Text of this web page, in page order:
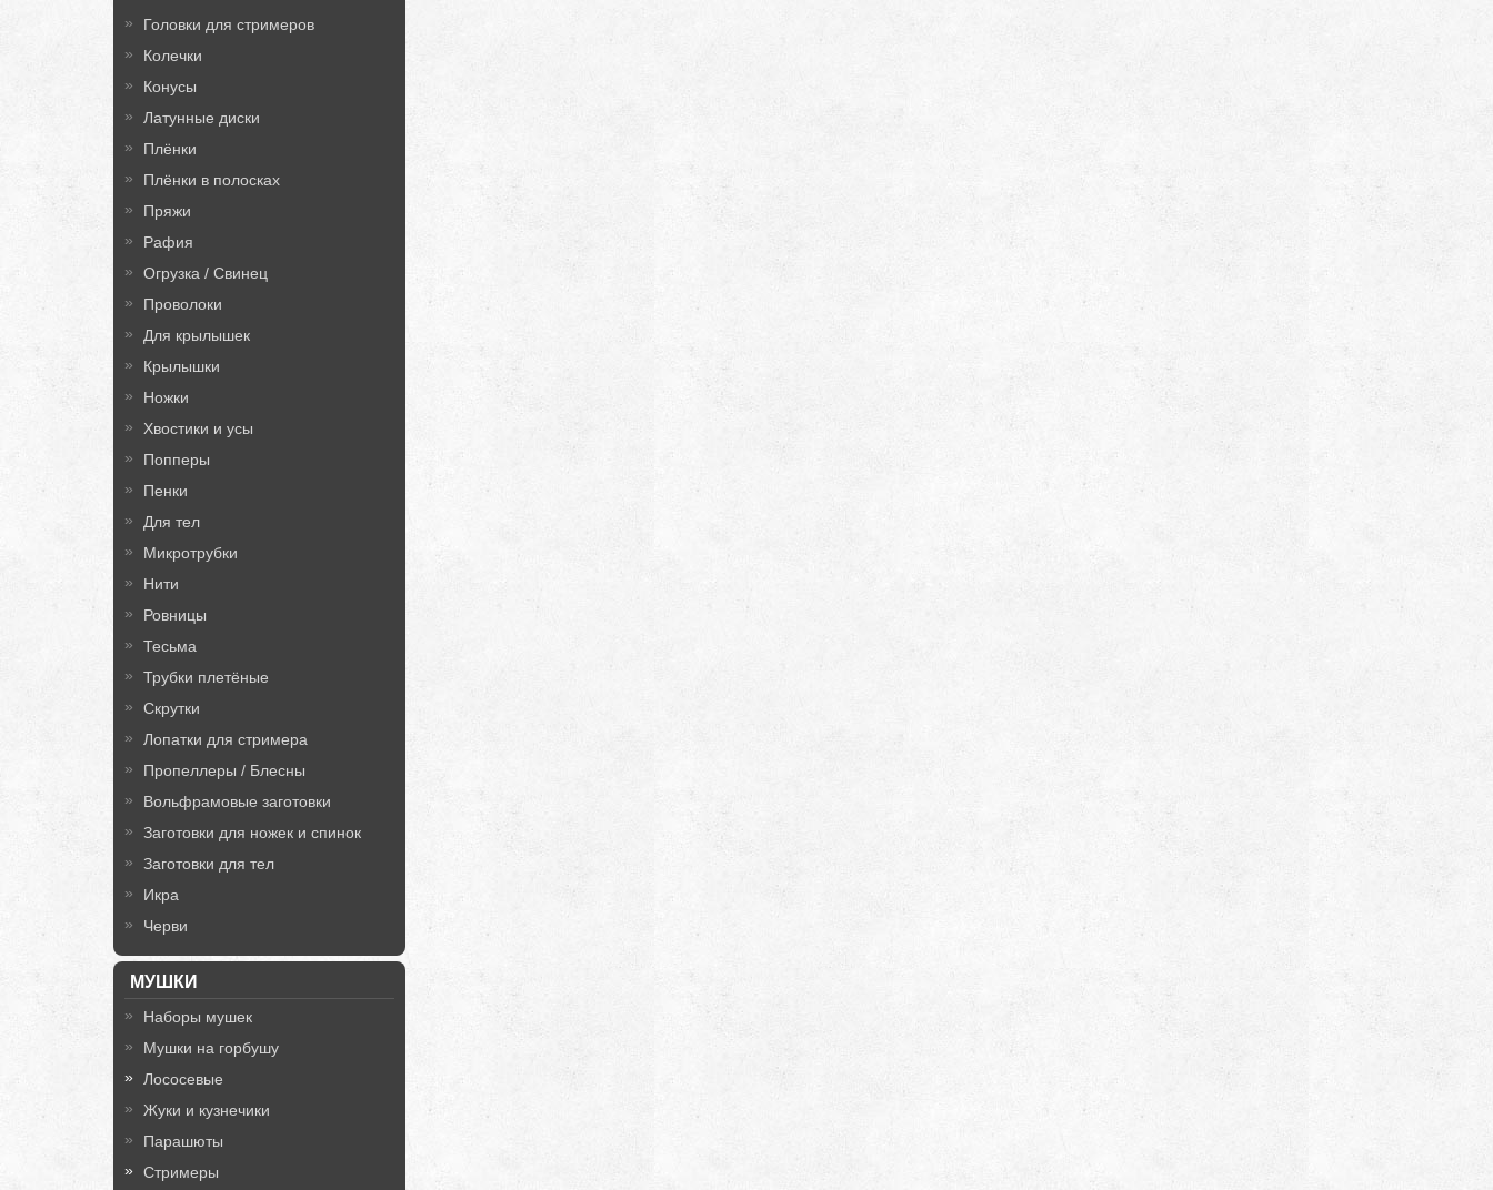
Головки для стримеров
Колечки
Конусы
Латунные диски
Плёнки
Плёнки в полосках
Пряжи
Рафия
Огрузка / Свинец
Проволоки
Для крылышек
Крылышки
Ножки
Хвостики и усы
Попперы
Пенки
Для тел
Микротрубки
Нити
Ровницы
Тесьма
Трубки плетёные
Скрутки
Лопатки для стримера
Пропеллеры / Блесны
Вольфрамовые заготовки
Заготовки для ножек и спинок
Заготовки для тел
Икра
Черви
МУШКИ
Наборы мушек
Мушки на горбушу
Лососевые
Жуки и кузнечики
Парашюты
Стримеры